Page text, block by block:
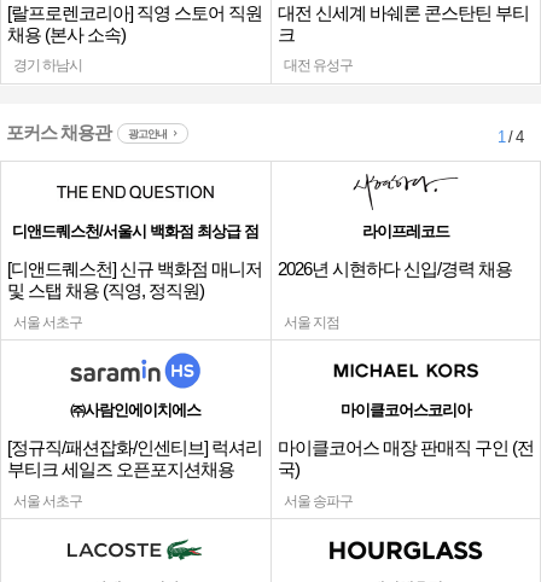
[랄프로렌코리아] 직영 스토어 직원
채용 (본사 소속)
경기 하남시
대전 신세계 바쉐론 콘스탄틴 부티
크
대전 유성구
포커스 채용관 광고안내 1/ 4
디앤드퀘스천/서울시 백화점 최상급 점
[디앤드퀘스천] 신규 백화점 매니저
및 스탭 채용 (직영, 정직원)
서울 서초구
라이프레코드
2026년 시현하다 신입/경력 채용
서울 지점
㈜사람인에이치에스
[정규직/패션잡화/인센티브] 럭셔리
부티크 세일즈 오픈포지션채용
서울 서초구
마이클코어스코리아
마이클코어스 매장 판매직 구인 (전
국)
서울 송파구